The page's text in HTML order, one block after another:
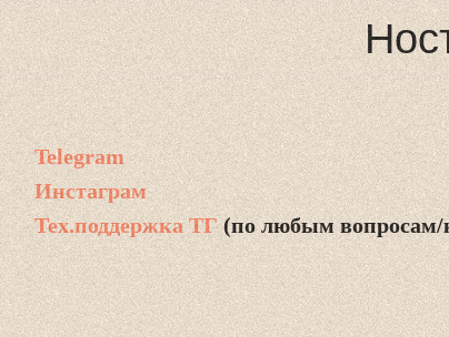
Telegram
Инстаграм
Тех.поддержка ТГ(по любым вопросам/